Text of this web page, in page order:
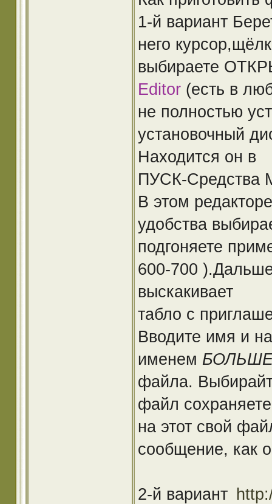
1-й вариант
него
выбираете
Editor (есть в
не полностью
установочный
Находится он в
ПУСК-Средства
В этом
удобства
подгоняете
600-700
выскакивает
табло с
Вводите имя и
именем
файла.
файл
на этот свой
сообщение, как
2-й вариант